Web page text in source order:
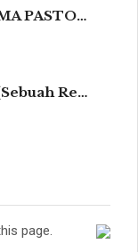
TERSENYUM BERSAMA PASTOR NANDO 80 Humor Ringan tentang Iman, Kehidupan, dan Kemanusiaan
MISI CINTA TUHAN (Sebuah Refleksi Teologis dalam Cahaya Kidung Agung, Magisterium Gereja, dan Tradisi Katolik yang Mengalir dalam Keindahan Budaya serta Spiritualitas Mendalam yang Menyentuh dan Meneguhkan Hati Beriman.)
page.